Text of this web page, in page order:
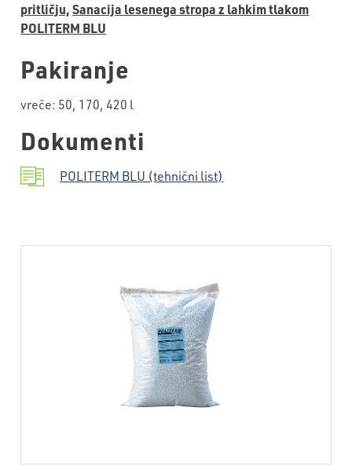
pritličju, Sanacija lesenega stropa z lahkim tlakom
POLITERM BLU
Pakiranje
vreče: 50, 170, 420 l
Dokumenti
POLITERM BLU (tehnični list)